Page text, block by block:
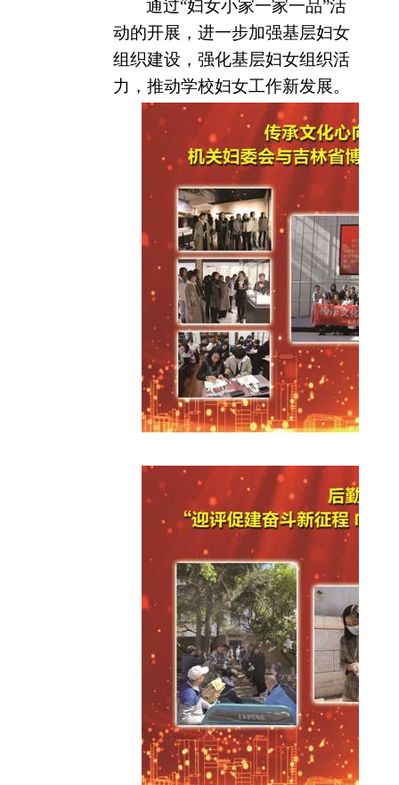
通过“妇女小家一家一品”活
动的开展，进一步加强基层妇女
组织建设，强化基层妇女组织活
力，推动学校妇女工作新发展。